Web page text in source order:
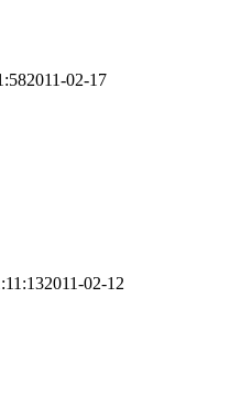
2011-02-17
2011-02-12